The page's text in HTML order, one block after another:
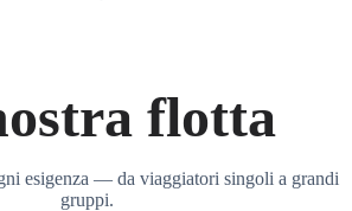
flotta
esigenza — da viaggiatori singoli a grandi
gruppi.